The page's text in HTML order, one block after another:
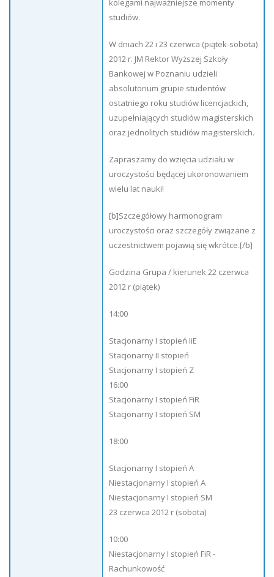
kolegami najważniejsze momenty
studiów.
W dniach 22 i 23 czerwca (piątek-sobota)
2012 r. JM Rektor Wyższej Szkoły
Bankowej w Poznaniu udzieli
absolutorium grupie studentów
ostatniego roku studiów licencjackich,
uzupełniających studiów magisterskich
oraz jednolitych studiów magisterskich.
Zapraszamy do wzięcia udziału w
uroczystości będącej ukoronowaniem
wielu lat nauki!
[b]Szczegółowy harmonogram
uroczystości oraz szczegóły związane z
uczestnictwem pojawią się wkrótce.[/b]
Godzina Grupa / kierunek 22 czerwca
2012 r (piątek)
14:00
Stacjonarny I stopień IiE
Stacjonarny II stopień
Stacjonarny I stopień Z
16:00
Stacjonarny I stopień FiR
Stacjonarny I stopień SM
18:00
Stacjonarny I stopień A
Niestacjonarny I stopień A
Niestacjonarny I stopień SM
23 czerwca 2012 r (sobota)
10:00
Niestacjonarny I stopień FiR -
Rachunkowość